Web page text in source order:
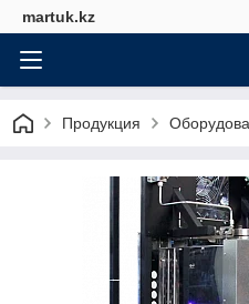
martuk.kz
Продукция